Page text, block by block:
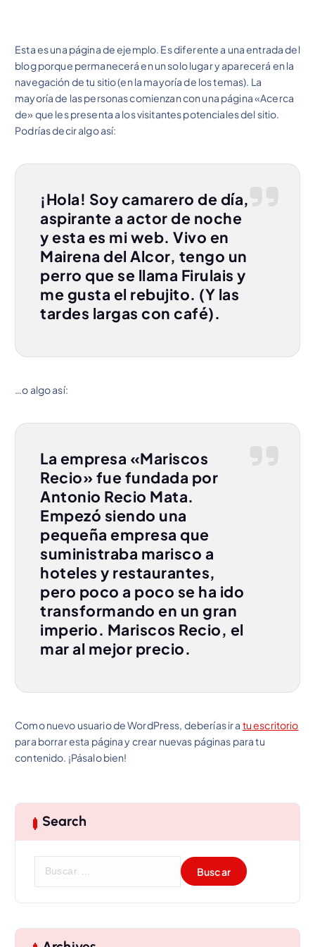
Esta es una página de ejemplo. Es diferente a una entrada del
blog porque permanecerá en un solo lugar y aparecerá en la
navegación de tu sitio (en la mayoría de los temas). La
mayoría de las personas comienzan con una página «Acerca
de» que les presenta a los visitantes potenciales del sitio.
Podrías decir algo así:
¡Hola! Soy camarero de día,
aspirante a actor de noche
y esta es mi web. Vivo en
Mairena del Alcor, tengo un
perro que se llama Firulais y
me gusta el rebujito. (Y las
tardes largas con café).
…o algo así:
La empresa «Mariscos
Recio» fue fundada por
Antonio Recio Mata.
Empezó siendo una
pequeña empresa que
suministraba marisco a
hoteles y restaurantes,
pero poco a poco se ha ido
transformando en un gran
imperio. Mariscos Recio, el
mar al mejor precio.
Como nuevo usuario de WordPress, deberías ir a tu escritorio
para borrar esta página y crear nuevas páginas para tu
contenido. ¡Pásalo bien!
Search
a
r